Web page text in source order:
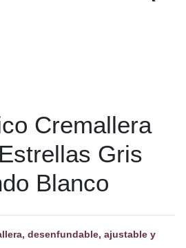
Cremallera
Gris
Blanco
desenfundable, ajustable y